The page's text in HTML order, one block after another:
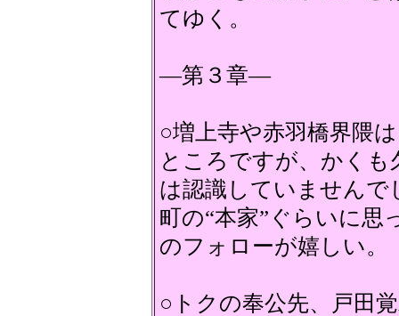
てゆく。
―第３章―
○増上寺や赤羽橋界隈
ところですが、かく
は認識していませんで
町の“本家”ぐらいに
のフォローが嬉しい。
○トクの奉公先、戸田